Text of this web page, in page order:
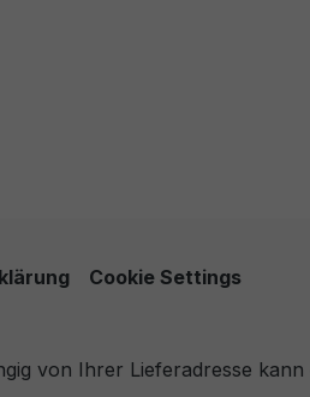
Cookie Settings
von Ihrer Lieferadresse